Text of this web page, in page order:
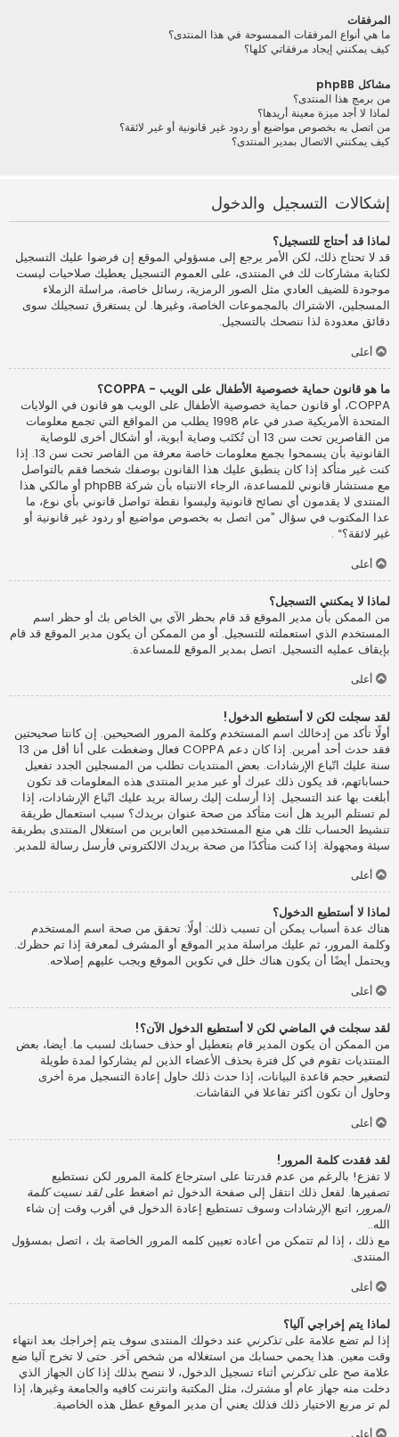
المرفقات
ما هي أنواع المرفقات الممسوحة في هذا المنتدى؟
كيف يمكنني إيجاد مرفقاتي كلها؟
مشاكل phpBB
من برمج هذا المنتدى؟
لماذا لا أجد ميزة معينة أريدها؟
من اتصل به بخصوص مواضيع أو ردود غير قانونية أو غير لائقة؟
كيف يمكنني الاتصال بمدير المنتدى؟
إشكالات التسجيل والدخول
لماذا قد أحتاج للتسجيل؟
قد لا تحتاج ذلك، لكن الأمر يرجع إلى مسؤولي الموقع إن فرضوا عليك التسجيل
لكتابة مشاركات لك في المنتدى، على العموم التسجيل يعطيك صلاحيات ليست
موجودة للضيف العادي مثل الصور الرمزية، رسائل خاصة، مراسلة الزملاء
المسجلين، الاشتراك بالمجموعات الخاصة، وغيرها. لن يستغرق تسجيلك سوى
دقائق معدودة لذا ننصحك بالتسجيل.
أعلى
ما هو قانون حماية خصوصية الأطفال على الويب - COPPA؟
COPPA، أو قانون حماية خصوصية الأطفال على الويب هو قانون في الولايات
المتحدة الأمريكية صدر في عام 1998 يطلب من المواقع التي تجمع معلومات
من القاصرين تحت سن 13 أن تُكتَب وصاية أبوية، أو أشكال أخرى للوصاية
القانونية بأن يسمحوا بجمع معلومات خاصة معرفة من القاصر تحت سن 13. إذا
كنت غير متأكد إذا كان ينطبق عليك هذا القانون بوصفك شخصا فقم بالتواصل
مع مستشار قانوني للمساعدة، الرجاء الانتباه بأن شركة phpBB أو مالكي هذا
المنتدى لا يقدمون أي نصائح قانونية وليسوا نقطة تواصل قانوني بأي نوع، ما
عدا المكتوب في سؤال ”من اتصل به بخصوص مواضيع أو ردود غير قانونية أو
غير لائقة؟“ .
أعلى
لماذا لا يمكنني التسجيل؟
من الممكن بأن مدير الموقع قد قام بحظر الآي بي الخاص بك أو حظر اسم
المستخدم الذي استعملته للتسجيل. أو من الممكن أن يكون مدير الموقع قد قام
بإيقاف عمليه التسجيل. اتصل بمدير الموقع للمساعدة.
أعلى
لقد سجلت لكن لا أستطيع الدخول!
أولًا تأكد من إدخالك اسم المستخدم وكلمة المرور الصحيحين. إن كانتا صحيحتين
فقد حدث أحد أمرين. إذا كان دعم COPPA فعال وضغطت على أنا أقل من 13
سنة عليك اتّباع الإرشادات. بعض المنتديات تطلب من المسجلين الجدد تفعيل
حساباتهم، قد يكون ذلك عبرك أو عبر مدير المنتدى هذه المعلومات قد تكون
أبلغت بها عند التسجيل. إذا أرسلت إليك رسالة بريد عليك اتّباع الإرشادات، إذا
لم تستلم البريد هل أنت متأكد من صحة عنوان بريدك؟ سبب استعمال طريقة
تنشيط الحساب تلك هي منع المستخدمين العابرين من استغلال المنتدى بطريقة
سيئة ومجهولة. إذا كنت متأكدًا من صحة بريدك الالكتروني فأرسل رسالة للمدير.
أعلى
لماذا لا أستطيع الدخول؟
هناك عدة أسباب يمكن أن تسبب ذلك: أولًا: تحقق من صحة اسم المستخدم
وكلمة المرور، ثم عليك مراسلة مدير الموقع أو المشرف لمعرفة إذا تم حظرك.
ويحتمل أيضًا أن يكون هناك خلل في تكوين الموقع ويجب عليهم إصلاحه.
أعلى
لقد سجلت في الماضي لكن لا أستطيع الدخول الآن؟!
من الممكن أن يكون المدير قام بتعطيل أو حذف حسابك لسبب ما. أيضا، بعض
المنتديات تقوم في كل فترة بحذف الأعضاء الذين لم يشاركوا لمدة طويلة
لتصغير حجم قاعدة البيانات، إذا حدث ذلك حاول إعادة التسجيل مرة أخرى
وحاول أن تكون أكثر تفاعلا في النقاشات.
أعلى
لقد فقدت كلمة المرور!
لا تفزع! بالرغم من عدم قدرتنا على استرجاع كلمة المرور لكن نستطيع
تصفيرها. لفعل ذلك انتقل إلى صفحة الدخول ثم اضغط علىلقد نسيت كلمة
المرور ، اتبع الإرشادات وسوف تستطيع إعادة الدخول في أقرب وقت إن شاء
الله..
مع ذلك ، إذا لم تتمكن من أعاده تعيين كلمه المرور الخاصة بك ، اتصل بمسؤول
المنتدى.
أعلى
لماذا يتم إخراجي آليا؟
إذا لم تضع علامة علىتذكرني عند دخولك المنتدى سوف يتم إخراجك بعد انتهاء
وقت معين. هذا يحمي حسابك من استغلاله من شخص آخر. حتى لا تخرج آليا ضع
علامة صح علىتذكرني أثناء تسجيل الدخول، لا ننصح بذلك إذا كان الجهاز الذي
دخلت منه جهاز عام أو مشترك، مثل المكتبة وانترنت كافيه والجامعة وغيرها، إذا
لم تر مربع الاختيار ذلك فذلك يعني أن مدير الموقع عطل هذه الخاصية.